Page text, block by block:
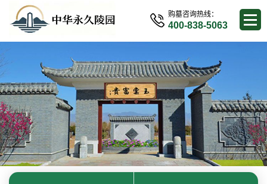
购墓咨询热线：
400-838-5063